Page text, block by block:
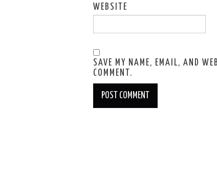
WEBSITE
SAVE MY NAME, EMAIL, AND
COMMENT.